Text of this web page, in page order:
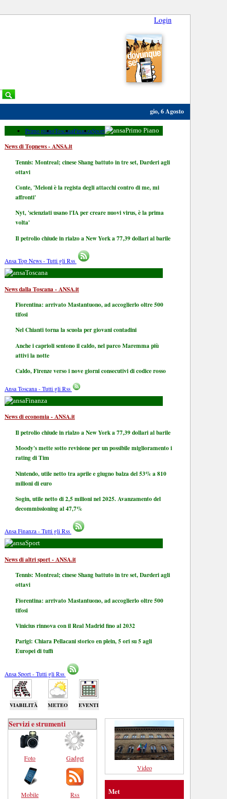
Login
gio, 6 Agosto
Primo pianoToscanaFinanzaSport Primo Piano
News di Topnews - ANSA.it
Tennis: Montreal; cinese Shang battuto in tre set, Darderi agli
ottavi
Conte, 'Meloni è la regista degli attacchi contro di me, mi
affronti'
Nyt, 'scienziati usano l'IA per creare nuovi virus, è la prima
volta'
Il petrolio chiude in rialzo a New York a 77,39 dollari al barile
Ansa Top News - Tutti gli Rss
Toscana
News dalla Toscana - ANSA.it
Fiorentina: arrivato Mastantuono, ad accoglierlo oltre 500
tifosi
Nel Chianti torna la scuola per giovani contadini
Anche i caprioli sentono il caldo, nel parco Maremma più
attivi la notte
Caldo, Firenze verso i nove giorni consecutivi di codice rosso
Ansa Toscana - Tutti gli Rss
Finanza
News di economia - ANSA.it
Il petrolio chiude in rialzo a New York a 77,39 dollari al barile
Moody's mette sotto revisione per un possibile miglioramento i
rating di Tim
Nintendo, utile netto tra aprile e giugno balza del 53% a 810
milioni di euro
Sogin, utile netto di 2,5 milioni nel 2025. Avanzamento del
decommissioning al 47,7%
Ansa Finanza - Tutti gli Rss
Sport
News di altri sport - ANSA.it
Tennis: Montreal; cinese Shang battuto in tre set, Darderi agli
ottavi
Fiorentina: arrivato Mastantuono, ad accoglierlo oltre 500
tifosi
Vinicius rinnova con il Real Madrid fino al 2032
Parigi: Chiara Pellacani storico en plein, 5 ori su 5 agli
Europei di tuffi
Ansa Sport - Tutti gli Rss
VIABILITÀ METEO EVENTI
Servizi e strumenti
Foto
Mobile
Gadget
Rss
Video
Met